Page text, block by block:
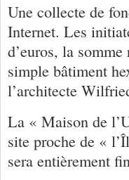
Une collecte de
Internet. Les
d’euros, la
simple bâtiment
l’architecte
La « Maison de
site proche de «
sera entièrement